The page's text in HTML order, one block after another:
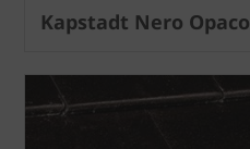
Kapstadt Nero Opaco